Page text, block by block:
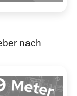
nach